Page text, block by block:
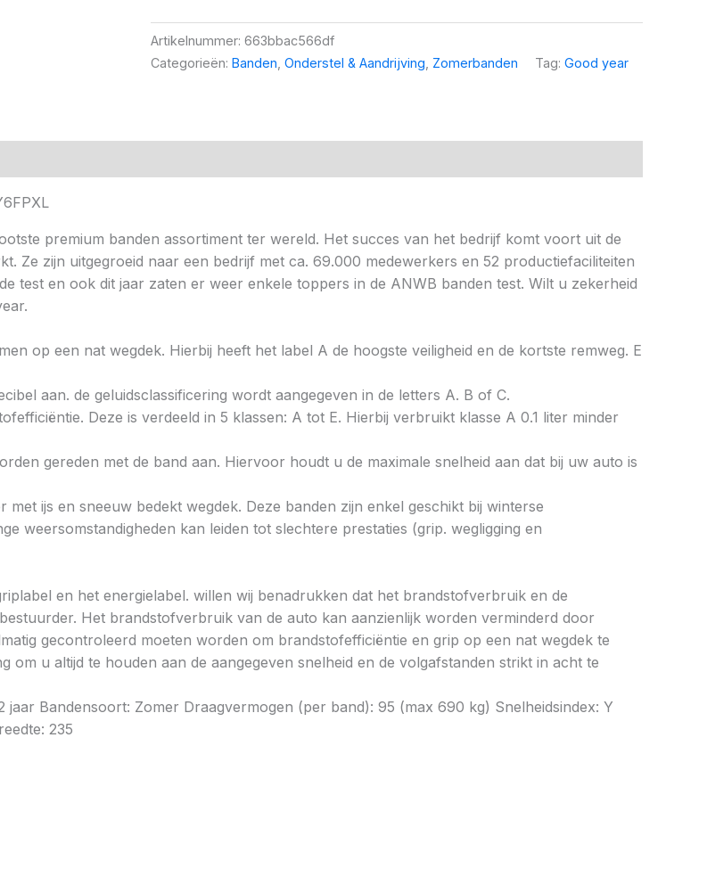
Artikelnummer: 663bbac566df
Categorieën: Banden Onderstel & Aandrijving Zomerbanden Tag: Good year
premium banden assortiment ter wereld. Het succes van het bedrijf komt voort uit de
Ze zijn uitgegroeid naar een bedrijf met ca. 69.000 medewerkers en 52 productiefaciliteiten
test en ook dit jaar zaten er weer enkele toppers in de ANWB banden test. Wilt u zekerheid
op een nat wegdek. Hierbij heeft het label A de hoogste veiligheid en de kortste remweg. E
aan. de geluidsclassificering wordt aangegeven in de letters A. B of C.
Deze is verdeeld in 5 klassen: A tot E. Hierbij verbruikt klasse A 0.1 liter minder
gereden met de band aan. Hiervoor houdt u de maximale snelheid aan dat bij uw auto is
ijs en sneeuw bedekt wegdek. Deze banden zijn enkel geschikt bij winterse
weersomstandigheden kan leiden tot slechtere prestaties (grip. wegligging en
en het energielabel. willen wij benadrukken dat het brandstofverbruik en de
Het brandstofverbruik van de auto kan aanzienlijk worden verminderd door
gecontroleerd moeten worden om brandstofefficiëntie en grip op een nat wegdek te
om u altijd te houden aan de aangegeven snelheid en de volgafstanden strikt in acht te
jaar Bandensoort: Zomer Draagvermogen (per band): 95 (max 690 kg) Snelheidsindex: Y
235